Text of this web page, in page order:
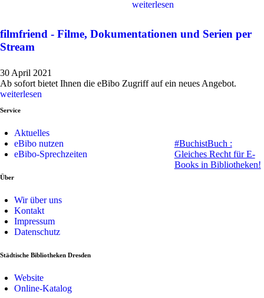
weiterlesen
filmfriend - Filme, Dokumentationen und Serien per
Stream
30 April 2021
Ab sofort bietet Ihnen die eBibo Zugriff auf ein neues Angebot.
weiterlesen
Service
Aktuelles
eBibo nutzen
eBibo-Sprechzeiten
Über
Wir über uns
Kontakt
Impressum
Datenschutz
Städtische Bibliotheken Dresden
Website
Online-Katalog
#BuchistBuch :
Gleiches Recht für E-
Books in Bibliotheken!